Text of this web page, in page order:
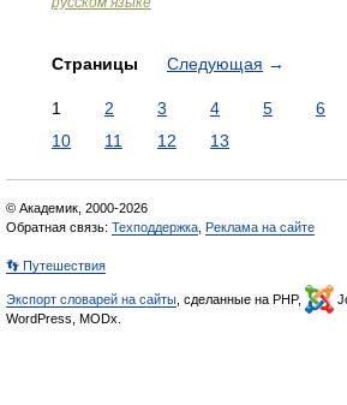
Страницы Следующая →
1 2 3 4 5 6
10
11 12 13
© Академик, 2000-2026
Обратная связь: Техподдержка Реклама на сайте
👣 Путешествия
Экспорт словарей на сайты , сделанные на PHP,
WordPress, MODx.